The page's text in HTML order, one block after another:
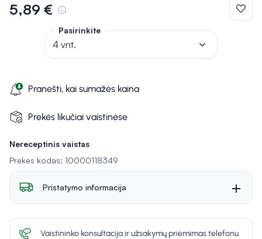
Nereceptinis vaistas
Prekės kodas: 10000118349
5,89 €
Pranešti, kai sumažės kaina
Prekės likučiai vaistinėse
Pasirinkite
4 vnt.
Pristatymo informacija
Vaistininko konsultacija ir užsakymų priėmimas telefonu